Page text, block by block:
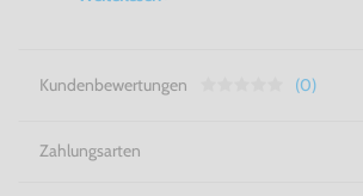
actionreiche Unterwasser-Sport der
von Tidus. Allerdings verachtet Tidus
geschickten Kämpfer geworden,
Kundenbewertungen (0)
Zahlungsarten